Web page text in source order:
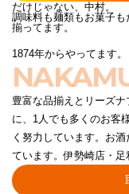
だけじゃない、中村。
調味料も麺類もお菓子も
揃ってます。
1874年からやってます。
豊富な品揃えとリーズ
に、1人でも多くのお客
く努力しています。お
ています。伊勢崎店・足